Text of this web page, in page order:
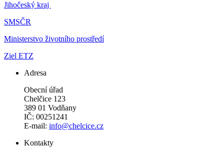
Jihočeský kraj
SMSČR
Ministerstvo životního prostředí
Ziel ETZ
Adresa
Obecní úřad
Chelčice 123
389 01 Vodňany
IČ: 00251241
E-mail: info@chelcice.cz
Kontakty